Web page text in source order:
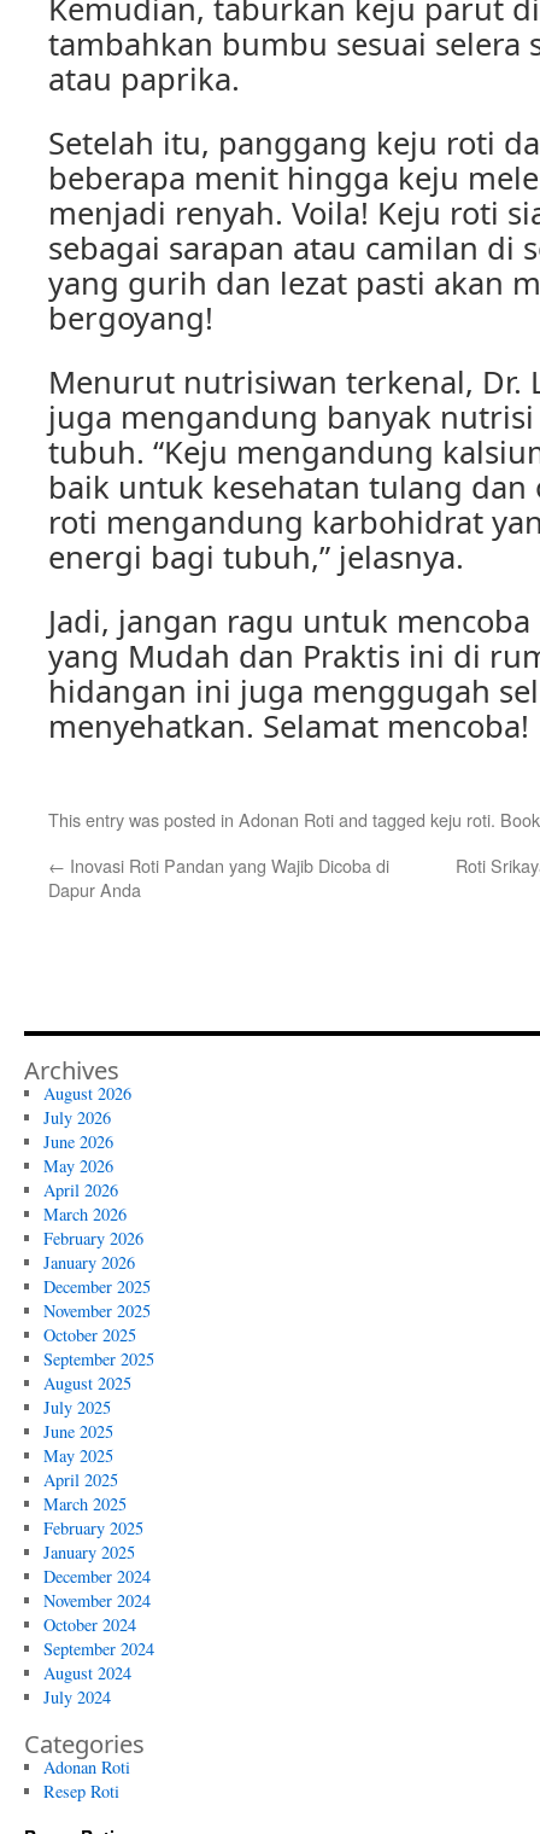
Kemudian, taburkan keju parut
tambahkan bumbu sesuai selera
atau paprika.
Setelah itu, panggang keju roti
beberapa menit hingga keju
menjadi renyah. Voila! Keju roti
sebagai sarapan atau camilan di
yang gurih dan lezat pasti akan
bergoyang!
Menurut nutrisiwan terkenal, Dr.
juga mengandung banyak
tubuh. “Keju mengandung
baik untuk kesehatan tulang dan
roti mengandung karbohidrat
energi bagi tubuh,” jelasnya.
Jadi, jangan ragu untuk mencoba
yang Mudah dan Praktis ini di
hidangan ini juga menggugah
menyehatkan. Selamat mencoba!
This entry was posted in Adonan Rotiand tagged keju roti.
← Inovasi Roti Pandan yang Wajib Dicoba di
Dapur Anda
Roti
Archives
August 2026
July 2026
June 2026
May 2026
April 2026
March 2026
February 2026
January 2026
December 2025
November 2025
October 2025
September 2025
August 2025
July 2025
June 2025
May 2025
April 2025
March 2025
February 2025
January 2025
December 2024
November 2024
October 2024
September 2024
August 2024
July 2024
Categories
Adonan Roti
Resep Roti